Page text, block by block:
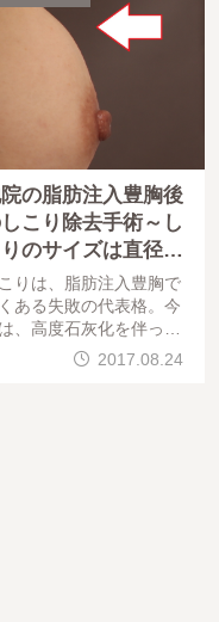
の脂肪注入豊胸後
こり除去手術～し
のサイズは直径5
超!～
りは、脂肪注入豊胸で
ある失敗の代表格。今
、高度石灰化を伴った
こり除去（切除希望）手
をご紹介します。脂肪注
2017.08.24